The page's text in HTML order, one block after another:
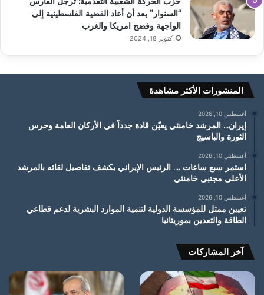
“السنوار” بعد أن أعاد القضية الفلسطينية إلى
الواجهة وفضح امريكا والغرب
أكتوبر 18, 2024
المنشورات الأكثر مشاهدة
أغسطس 10, 2026
إيران… المرشد خامنئي يعيّن قادة جدداً في الأركان العامة وحرس
الثورة والباسيج
أغسطس 10, 2026
استمر سبع ساعات …. الرئيس الإيراني يكشف تفاصيل لقائه بالمرشد
الأعلى مجتبى خامنئي
أغسطس 10, 2026
تعيين ممثل للمؤسسة الدولية لتنمية الموارد البشرية لدعم قطاعي
الطاقة والتعدين بموريتانيا
آخر المشاركات